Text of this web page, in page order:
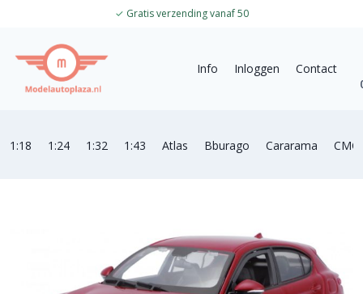
✓ Gratis verzending vanaf 50
Info Inloggen
Contact
1:18 1:24 1:32 1:43 Atlas Bburago Cararama CMC